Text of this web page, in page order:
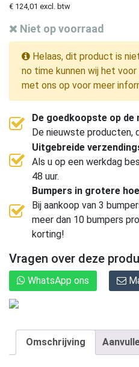
€ 124,01 excl. btw
Niet op voorraad
Helaas, dit product is
no time kunnen wij het
met ons op voor meer
De goedkoopste op de
De nieuwste producten,
Uitgebreide
Als u op een werkdag
48 uur.
Bumpers in grotere
Bij aankoop van 3
meer dan 10 bumpers
korting!
Vragen over deze
WhatsApp ons
Omschrijving